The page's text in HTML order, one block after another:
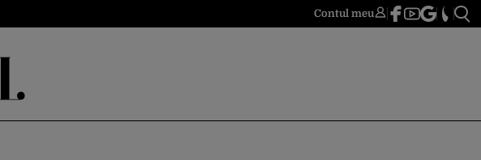
Contul meu